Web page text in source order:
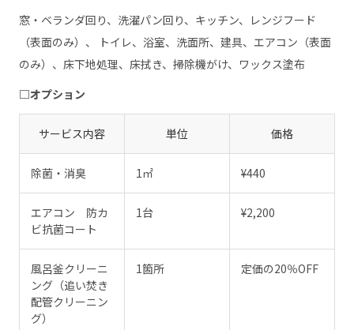
窓・ベランダ回り、洗濯パン回り、キッチン、レンジフード
（表面のみ）、 トイレ、浴室、洗面所、建具、エアコン（表面
のみ）、床下地処理、床拭き、掃除機がけ、ワックス塗布
□オプション
サービス内容 単位 価格
除菌・消臭 1㎡ ¥440
エアコン 防カ
ビ抗菌コート
1台 ¥2,200
風呂釜クリーニ
ング（追い焚き
配管クリーニン
グ）
1箇所 定価の20％OFF